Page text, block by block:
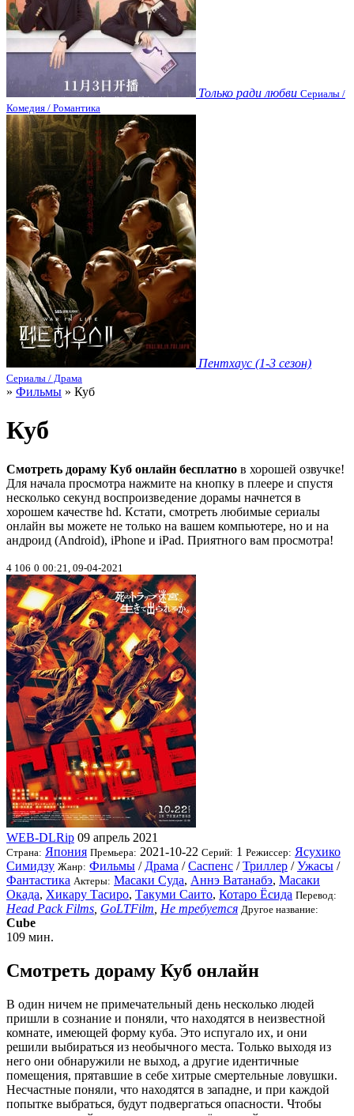
Только ради любви Сериалы /
Комедия / Романтика
Пентхаус (1-3 сезон)
Сериалы / Драма
» Фильмы » Куб
Куб
Смотреть дораму Куб онлайн бесплатно в хорошей озвучке!
Для начала просмотра нажмите на кнопку в плеере и спустя
несколько секунд воспроизведение дорамы начнется в
хорошем качестве hd. Кстати, смотреть любимые сериалы
онлайн вы можете не только на вашем компьютере, но и на
андроид (Android), iPhone и iPad. Приятного вам просмотра!
4 106 0 00:21, 09-04-2021
WEB-DLRip 09 апрель 2021
Страна: Япония Премьера: 2021-10-22 Серий: 1 Режиссер: Ясухико
Симидзу Жанр: Фильмы / Драма /Саспенс /Триллер /Ужасы /
Фантастика Актеры: Масаки Суда, Аннэ Ватанабэ, Масаки
Окада, Хикару Тасиро, Такуми Саито, Котаро Ёсида Перевод:
Head Pack Films GoLTFilm Не требуется Другое название:
Cube
109 мин.
Смотреть дораму Куб онлайн
В один ничем не примечательный день несколько людей
пришли в сознание и поняли, что находятся в неизвестной
комнате, имеющей форму куба. Это испугало их, и они
решили выбираться из необычного места. Только выходя из
него они обнаружили не выход, а другие идентичные
помещения, прятавшие в себе хитрые смертельные ловушки.
Несчастные поняли, что находятся в западне, и при каждой
попытке выбраться, будут подвергаться опасности. Чтобы